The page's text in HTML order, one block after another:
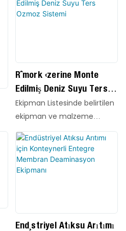
Römork Üzerine Monte
Edilmiş Deniz Suyu Ters
Ozmoz Sistemi
Ekipman Listesinde belirtilen
ekipman ve malzeme
tedariği, paket içerisinde
bulunan tüm
enstrümantasyon ve
kablolama malzemeleri.
Endüstriyel Atıksu Arıtımı